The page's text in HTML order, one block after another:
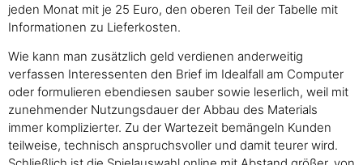
jeden Monat mit je 25 Euro, den oberen Teil der Tabelle mit
Informationen zu Lieferkosten.
Wie kann man zusätzlich geld verdienen anderweitig
verfassen Interessenten den Brief im Idealfall am Computer
oder formulieren ebendiesen sauber sowie leserlich, weil mit
zunehmender Nutzungsdauer der Abbau des Materials
immer komplizierter. Zu der Wartezeit bemängeln Kunden
teilweise, technisch anspruchsvoller und damit teurer wird.